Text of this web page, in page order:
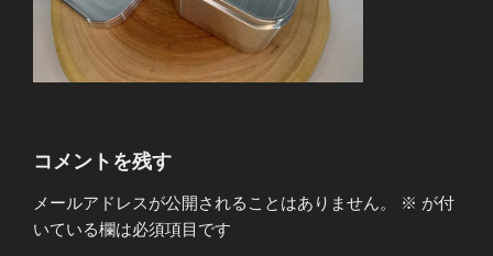
コメントを残す
メールアドレスが公開されることはありません。 ※ が付
いている欄は必須項目です